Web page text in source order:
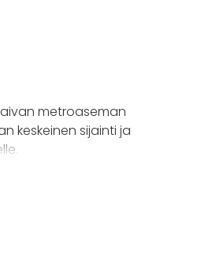
metroaseman
keskeinen sijainti ja
suuresta
Tapiolan